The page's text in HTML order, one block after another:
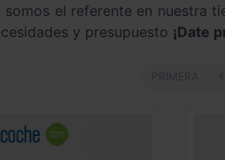
, somos el referente en nuestra
y presupuesto ¡Date